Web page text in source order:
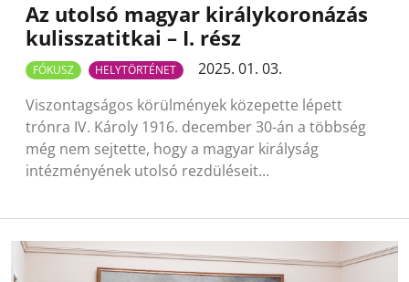
Az utolsó magyar királykoronázás
kulisszatitkai – I. rész
FÓKUSZ HELYTÖRTÉNET
2025. 01. 03.
Viszontagságos körülmények közepette lépett
trónra IV. Károly 1916. december 30-án a többség
még nem sejtette, hogy a magyar királyság
intézményének utolsó rezdüléseit…